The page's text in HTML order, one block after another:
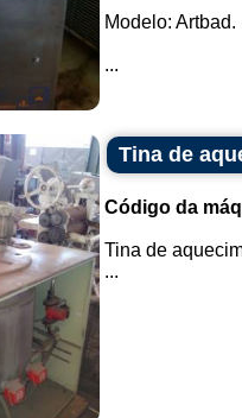
Modelo: Artbad.
...
Tina de
Código da
Tina de
...